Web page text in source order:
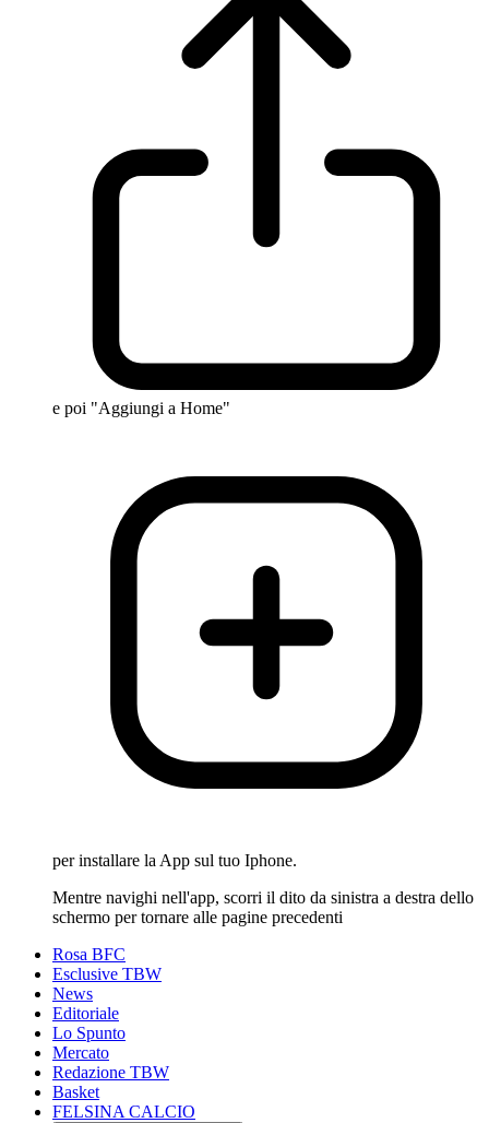
e poi "Aggiungi a Home"
per installare la App sul tuo Iphone.
Mentre navighi nell'app, scorri il dito da sinistra a destra dello
schermo per tornare alle pagine precedenti
Rosa BFC
Esclusive TBW
News
Editoriale
Lo Spunto
Mercato
Redazione TBW
Basket
FELSINA CALCIO